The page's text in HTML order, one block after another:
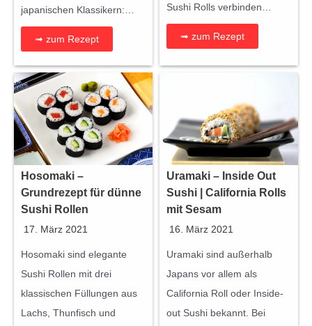
:
€
9
9
9
9
9
e
s
r
o
l
l
e
n
s
e
l
b
e
r
japanischen Klassikern:…
➟ zum Rezept
Sushi Rolls verbinden…
➟ zum Rezept
Hosomaki –
Grundrezept für dünne
Sushi Rollen
17. März 2021
Hosomaki sind elegante
Sushi Rollen mit drei
klassischen Füllungen aus
Lachs, Thunfisch und
Uramaki – Inside Out
Sushi | California Rolls
mit Sesam
16. März 2021
Uramaki sind außerhalb
Japans vor allem als
California Roll oder Inside-
out Sushi bekannt. Bei